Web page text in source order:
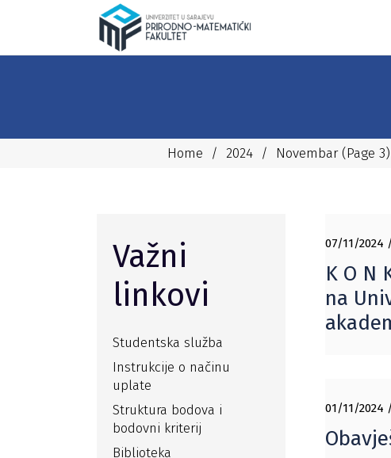
Home / 2024 / Novembar(Page 3)
07/11/2024
K O N
na
01/11/2024
Važni
linkovi
Studentska služba
Instrukcije o načinu
uplate
Struktura bodova i
bodovni kriterij
Biblioteka